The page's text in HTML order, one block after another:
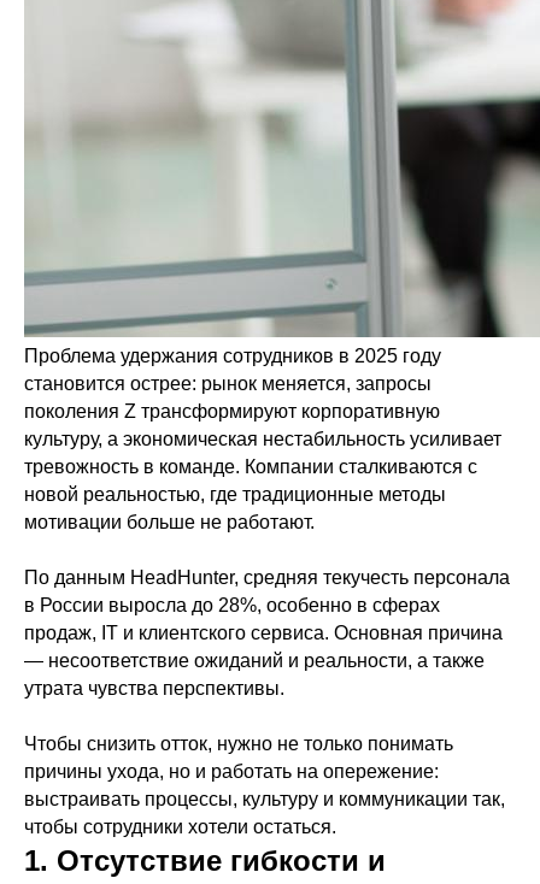
Проблема удержания сотрудников в 2025 году
становится острее: рынок меняется, запросы
поколения Z трансформируют корпоративную
культуру, а экономическая нестабильность усиливает
тревожность в команде. Компании сталкиваются с
новой реальностью, где традиционные методы
мотивации больше не работают.
По данным HeadHunter, средняя текучесть персонала
в России выросла до 28%, особенно в сферах
продаж, IT и клиентского сервиса. Основная причина
— несоответствие ожиданий и реальности, а также
утрата чувства перспективы.
Чтобы снизить отток, нужно не только понимать
причины ухода, но и работать на опережение:
выстраивать процессы, культуру и коммуникации так,
чтобы сотрудники хотели остаться.
1. Отсутствие гибкости и